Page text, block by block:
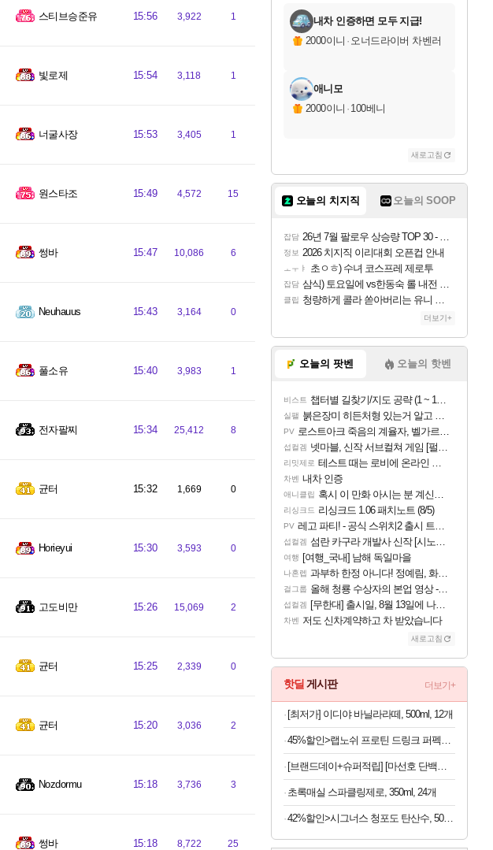
스티브승준유 15:56 3,922 1
빛로제 15:54 3,118 1
너굴사장 15:53 3,405 1
원스타조 15:49 4,572 15
썽바 15:47 10,086 6
Neuhauus 15:43 3,164 0
풀소유 15:40 3,983 1
전자팔찌 15:34 25,412 8
균터 15:32 1,669 0
Horieyui 15:30 3,593 0
고도비만 15:26 15,069 2
균터 15:25 2,339 0
균터 15:20 3,036 2
Nozdormu 15:18 3,736 3
썽바 15:18 8,722 25
당첨되셨습니다.
당첨되셨습니다.
당첨되셨습니다.
에디션 (스팀코드)를 교환.
당첨되셨습니다.
당첨되셨습니다.
당첨되셨습니다.
당첨되셨습니다.
내차 인증하면 모두 지급!
2000이니 · 오너드라이버 차벤러
애니모
2000이니 · 100베니
새로고침
오늘의 치지직 오늘의 SOOP
잡담 26년 7월 팔로우 상승량 TOP 30 - 월간 치지직
정보 2026 치지직 이리대회 오픈컵 안내
ㅗㅜㅑ 초ㅇㅎ) 수녀 코스프레 제로투
잡담 삼식) 토요일에 vs한동숙 롤 내전 예정
클립 청량하게 콜라 쏟아버리는 유니 ㅋㅋㅋ
더보기+
오늘의 팟벤 오늘의 핫벤
비스트 챕터별 길찾기/지도 공략 (1 ~ 12장)
실팰 붉은장미 히든처형 있는거 알고 있었음?
PV 로스트아크 죽음의 계율자, 벨가르딘 티저
섭컬겜 넷마블, 신작 서브컬쳐 게임 [펄 인 블루] 티저 사이트 오픈
리밋제로 테스트 때는 로비에 온라인 기능이 있는데
차벤 내차 인증
애니클립 혹시 이 만화 아시는 분 계신가요
리싱크드 리싱크드 1.06 패치노트 (8/5)
PV 레고 파티! - 공식 스위치2 출시 트레일러
섭컬겜 섬란 카구라 개발사 신작 [시노비 넥서스] 연내 출시 예정
여행 [여행_국내] 남해 독일마을
나혼렙 과부하 한정 아니다! 정예림, 화속성 서포터 세대 교체
걸그룹 올해 청룡 수상자의 본업 영상 - 스테이씨 윤
섭컬겜 [무한대] 출시일, 8월 13일에 나오나
차벤 저도 신차계약하고 차 받았습니다
새로고침
핫딜 게시판 더보기+
[최저가] 이디야 바닐라라떼, 500ml, 12개
45%할인>랩노쉬 프로틴 드링크 퍼펙트 솔티드카라멜, 350ml, 24개
[브랜드데이+슈퍼적립] [마선호 단백질] 셀렉스 프로핏 Sports WPI 드링크 초콜릿, 330ml, 12개
초록매실 스파클링제로, 350ml, 24개
42%할인>시그너스 청포도 탄산수, 500ml, 20개